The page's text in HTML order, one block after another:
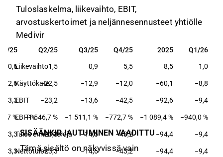
Tuloslaskelma, liikevaihto, EBIT,
arvostuskertoimet ja neljännesennusteet yhtiölle
Medivir
25 Q2/25 Q3/25 Q4/25 2025 Q1/26
25 Q2/25 Q3/25 Q4/25 2025 Q1/26
Liikevaihto
0,6 1,5 0,9 5,5 8,5 1,0
Käyttökate
−12,6 −22,5 −12,9 −12,0 −60,1 −8,8
EBIT
−13,3 −23,2 −13,6 −42,5 −92,6 −9,4
EBIT-%
% −1 546,7 % −1 511,1 % −772,7 % −1 089,4 % −940,0 %
Tulos ennen veroja
−13,3 −23,3 −14,6 −43,2 −94,4 −9,4
Nettotulos
−13,3 −23,3 −14,6 −43,2 −94,4 −9,4
SISÄÄNKIRJAUTUMINEN VAADITTU
Tämä sisältö on näkyvissä vain